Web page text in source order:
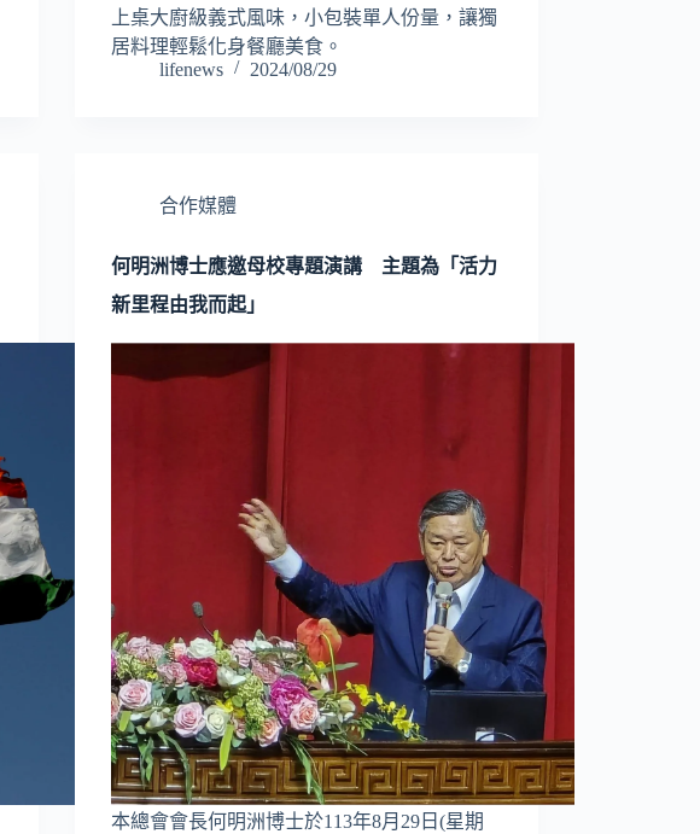
上桌大廚級義式風味，小包裝單人份量，讓獨
居料理輕鬆化身餐廳美食。
lifenews
2024/08/29
合作媒體
何明洲博士應邀母校專題演講 主題為「活力
新里程由我而起」
本總會會長何明洲博士於113年8月29日(星期